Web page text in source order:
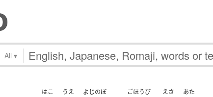
All ▾
はこ うえ よじのぼ ごほうび えさ あた